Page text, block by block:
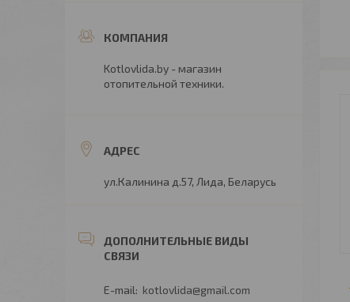
Kotlovlida.by - магазин
отопительной техники.
ул.Калинина д.57, Лида, Беларусь
kotlovlida@gmail.com